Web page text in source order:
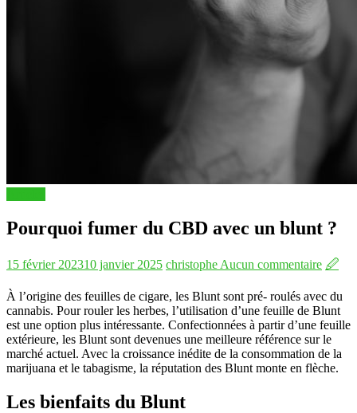
Pourquoi fumer du CBD avec un blunt ?
15 février 202310 janvier 2025 christophe Aucun commentaire 🖉
À l’origine des feuilles de cigare, les Blunt sont pré- roulés avec du
cannabis. Pour rouler les herbes, l’utilisation d’une feuille de Blunt
est une option plus intéressante. Confectionnées à partir d’une feuille
extérieure, les Blunt sont devenues une meilleure référence sur le
marché actuel. Avec la croissance inédite de la consommation de la
marijuana et le tabagisme, la réputation des Blunt monte en flèche.
Les bienfaits du Blunt